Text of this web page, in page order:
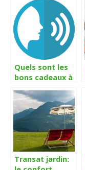
maison
Quels sont les
bons cadeaux à
fêtes ?
Transat jardin: